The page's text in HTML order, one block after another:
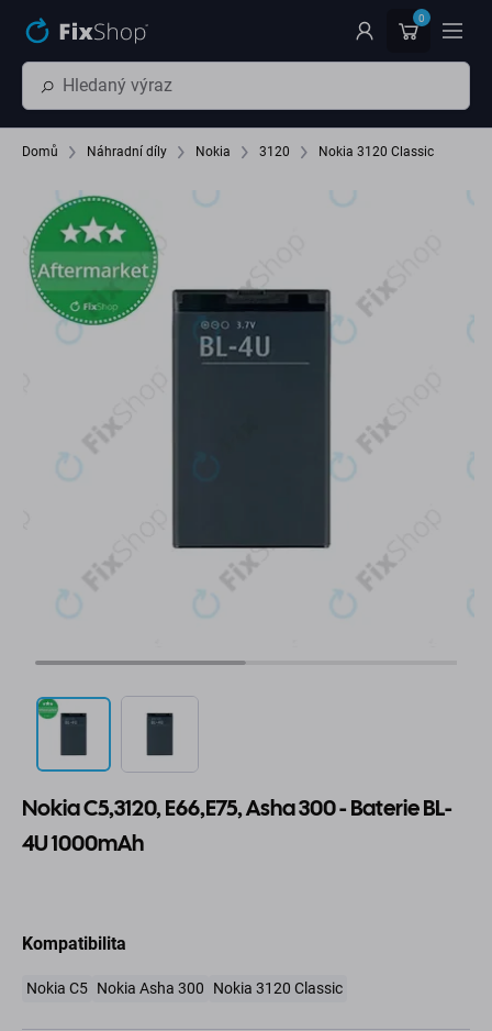
0
Domů Náhradní díly Nokia 3120 Nokia 3120 Classic
Nokia C5,3120, E66,E75, Asha 300 - Baterie BL-
4U 1000mAh
Kompatibilita
Nokia C5 Nokia Asha 300 Nokia 3120 Classic